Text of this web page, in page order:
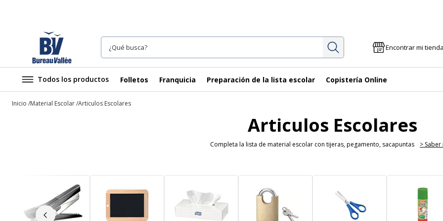
InvestigaciónEncontrar mi tienda
Todos los productos Folletos Franquicia Preparación de la lista escolar Copistería Online
Inicio Material Escolar Articulos Escolares
Articulos Escolares
Completa la lista de material escolar con tijeras, pegamento, sacapuntas > Saber